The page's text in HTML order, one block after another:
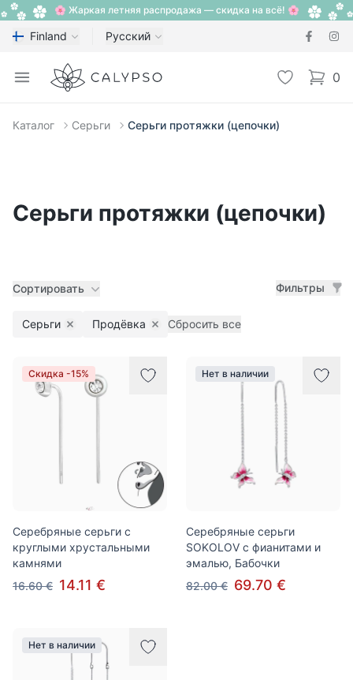
🌸 Жаркая летняя распродажа — скидка на всё! 🌸
Finland Русский
Open menu
Calypso Избранное
0
items
Каталог Серьги Серьги протяжки (цепочки)
Серьги протяжки (цепочки)
Сортировать Фильтры
Серьги Remove filter
Продёвка Remove filter
Сбросить все
Товары
Скидка -15%
Серебряные серьги с
круглыми хрустальными
камнями
16.60 € 14.11 €
Нет в наличии
Серебряные серьги
SOKOLOV с фианитами и
эмалью, Бабочки
82.00 € 69.70 €
Нет в наличии